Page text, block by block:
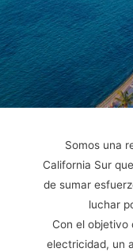
Somos una
California Sur
de sumar
luchar
Con el objetivo
electricidad, un